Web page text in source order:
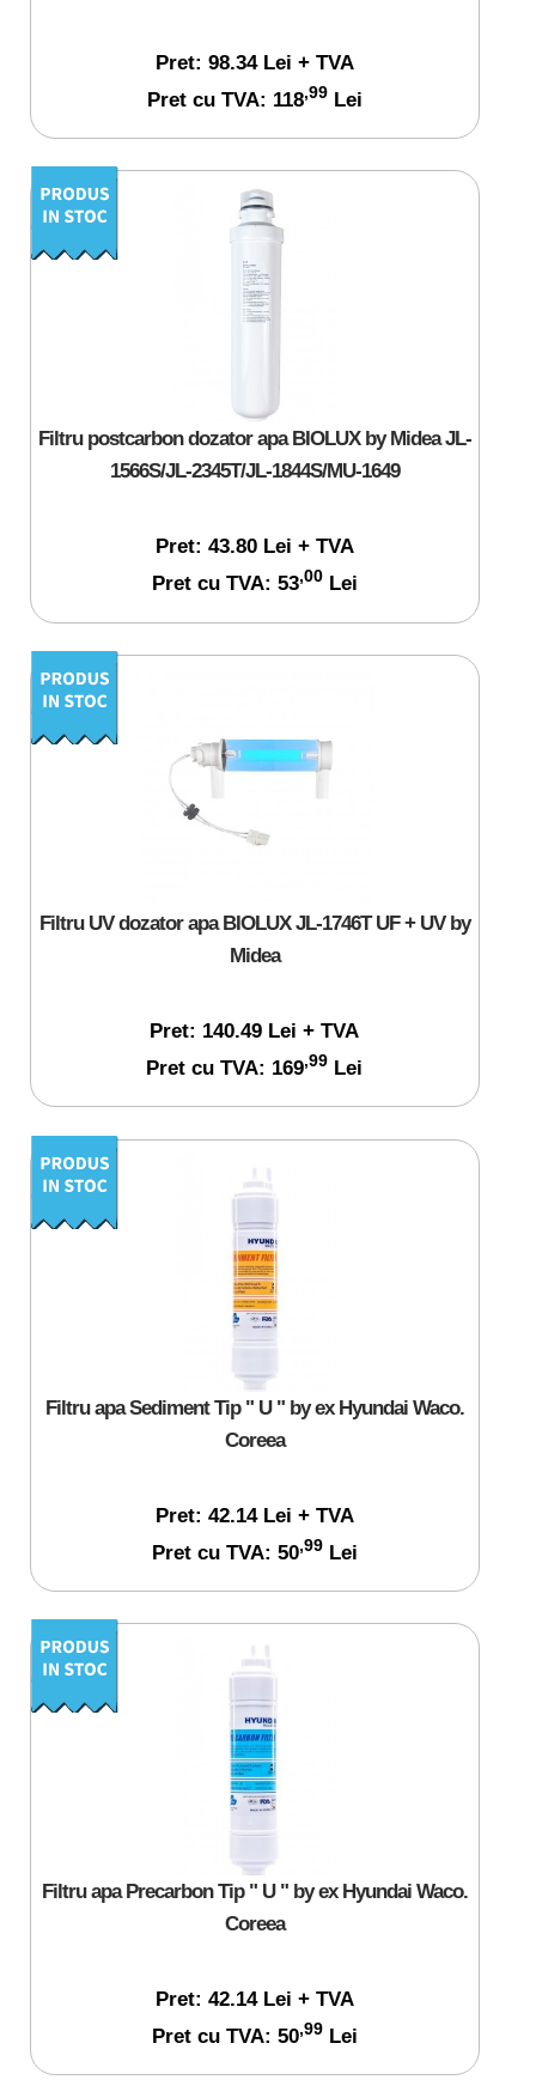
Pret: 98.34 Lei + TVA
Pret cu TVA: 118,99Lei
Filtru postcarbon dozator apa BIOLUX by Midea JL-
1566S/JL-2345T/JL-1844S/MU-1649
Pret: 43.80 Lei + TVA
Pret cu TVA: 53,00Lei
Filtru UV dozator apa BIOLUX JL-1746T UF + UV by
Midea
Pret: 140.49 Lei + TVA
Pret cu TVA: 169,99 Lei
Filtru apa Sediment Tip " U " by ex Hyundai Waco.
Coreea
Pret: 42.14 Lei + TVA
Pret cu TVA: 50,99Lei
Filtru apa Precarbon Tip " U " by ex Hyundai Waco.
Coreea
Pret: 42.14 Lei + TVA
Pret cu TVA: 50,99Lei